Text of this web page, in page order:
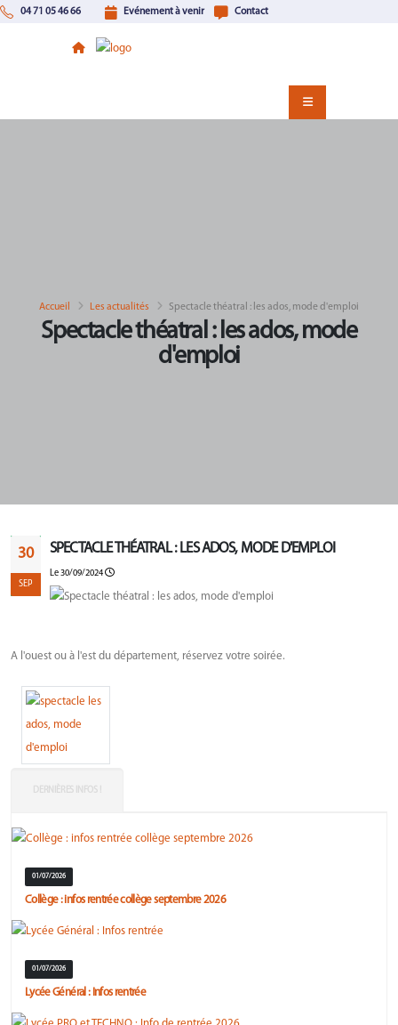
04 71 05 46 66 Evénement à venir Contact
Spectacle théatral : les ados, mode
d'emploi
Accueil Les actualités Spectacle théatral : les ados, mode d'emploi
30
SEP
SPECTACLE THÉATRAL : LES ADOS, MODE D'EMPLOI
Le 30/09/2024
A l'ouest ou à l'est du département, réservez votre soirée.
DERNIÈRES INFOS !
01/07/2026
Collège : infos rentrée collège septembre 2026
01/07/2026
Lycée Général : Infos rentrée